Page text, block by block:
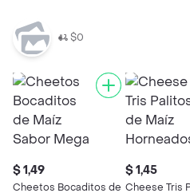
$0
$ 1,49
Cheetos Bocaditos de
$ 1,45
Cheese Tris